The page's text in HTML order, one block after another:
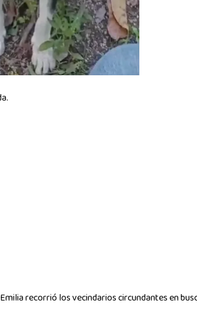
recorrió los vecindarios circundantes en